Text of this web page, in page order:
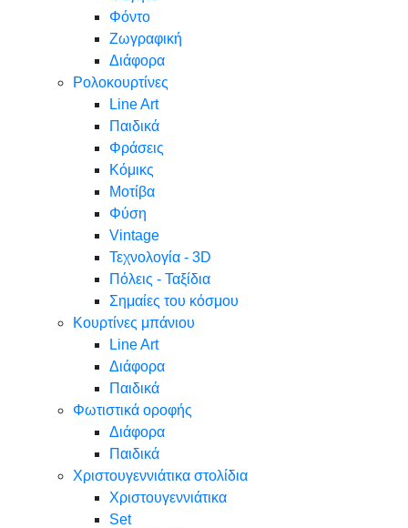
Φόντο
Ζωγραφική
Διάφορα
Ρολοκουρτίνες
Line Art
Παιδικά
Φράσεις
Κόμικς
Μοτίβα
Φύση
Vintage
Τεχνολογία - 3D
Πόλεις - Ταξίδια
Σημαίες του κόσμου
Κουρτίνες μπάνιου
Line Art
Διάφορα
Παιδικά
Φωτιστικά οροφής
Διάφορα
Παιδικά
Χριστουγεννιάτικα στολίδια
Χριστουγεννιάτικα
Set